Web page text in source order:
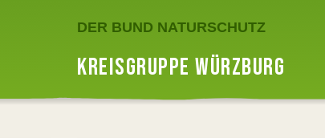
DER BUND NATURSCHUTZ
KREISGRUPPE WÜRZBURG